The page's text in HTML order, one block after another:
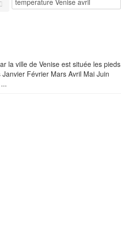
la ville de Venise est située les pieds
Février Mars Avril Mai Juin